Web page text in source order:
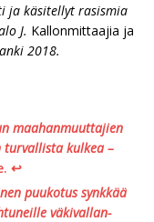
ja käsitellyt rasismia
J. Kallonmittaajia ja
2018.
maahan­muuttajien
turvallista kulkea –
↩︎
puu­ko­tus synkkää
vä­ki­val­lan­